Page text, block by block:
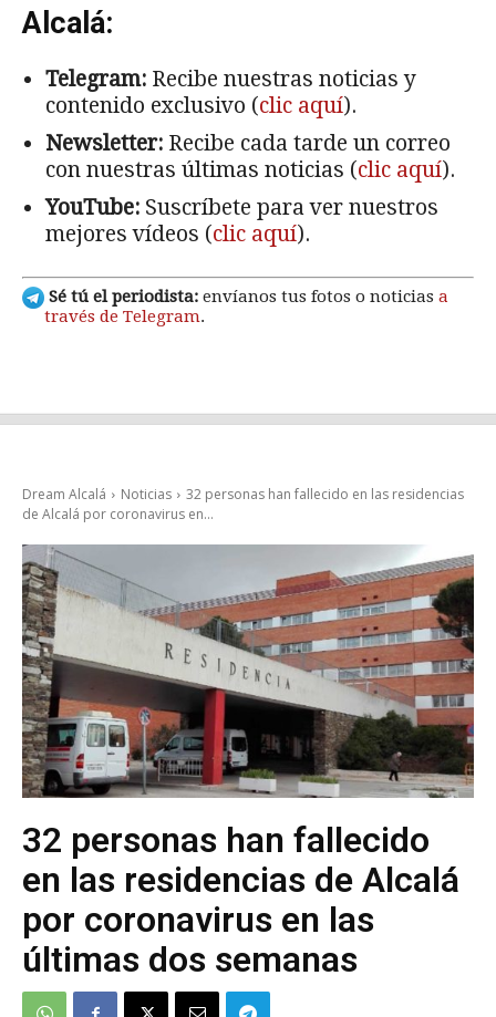
Alcalá:
Telegram: Recibe nuestras noticias y
contenido exclusivo (clic aquí).
Newsletter: Recibe cada tarde un correo
con nuestras últimas noticias (clic aquí).
YouTube: Suscríbete para ver nuestros
mejores vídeos (clic aquí).
Sé tú el periodista: envíanos tus fotos o noticias a
través de Telegram.